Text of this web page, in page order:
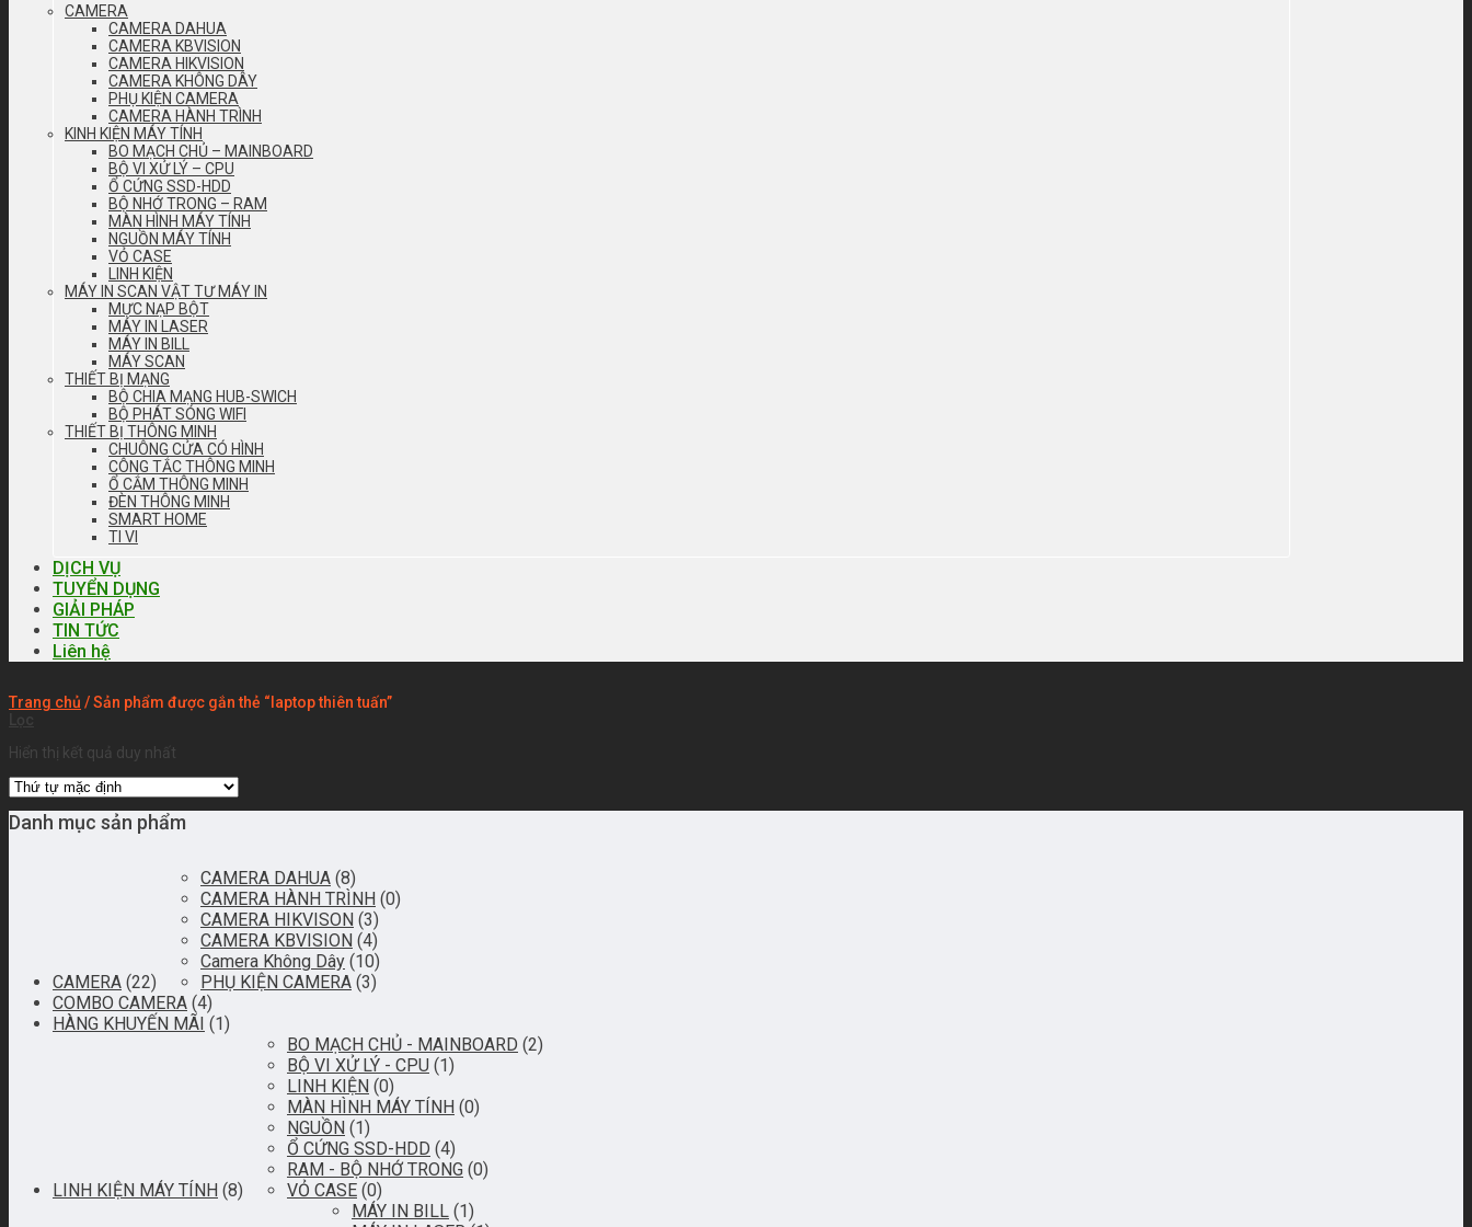
CAMERA
CAMERA DAHUA
CAMERA KBVISION
CAMERA HIKVISION
CAMERA KHÔNG DÂY
PHỤ KIỆN CAMERA
CAMERA HÀNH TRÌNH
KINH KIỆN MÁY TÍNH
BO MẠCH CHỦ – MAINBOARD
BỘ VI XỬ LÝ – CPU
Ổ CỨNG SSD-HDD
BỘ NHỚ TRONG – RAM
MÀN HÌNH MÁY TÍNH
NGUỒN MÁY TÍNH
VỎ CASE
LINH KIỆN
MÁY IN SCAN VẬT TƯ MÁY IN
MỰC NẠP BỘT
MÁY IN LASER
MÁY IN BILL
MÁY SCAN
THIẾT BỊ MẠNG
BỘ CHIA MẠNG HUB-SWICH
BỘ PHÁT SÓNG WIFI
THIẾT BỊ THÔNG MINH
CHUÔNG CỬA CÓ HÌNH
CÔNG TẮC THÔNG MINH
Ổ CẮM THÔNG MINH
ĐÈN THÔNG MINH
SMART HOME
TI VI
DỊCH VỤ
TUYỂN DỤNG
GIẢI PHÁP
TIN TỨC
Liên hệ
Trang chủ /Sản phẩm được gắn thẻ “laptop thiên tuấn”
Hiển thị kết quả duy nhất
Danh mục sản phẩm
CAMERA (22)
CAMERA DAHUA (8)
CAMERA HÀNH TRÌNH (0)
CAMERA HIKVISON (3)
CAMERA KBVISION (4)
Camera Không Dây (10)
PHỤ KIỆN CAMERA (3)
COMBO CAMERA (4)
HÀNG KHUYẾN MÃI (1)
LINH KIỆN MÁY TÍNH (8)
BO MẠCH CHỦ - MAINBOARD (2)
BỘ VI XỬ LÝ - CPU (1)
LINH KIỆN (0)
MÀN HÌNH MÁY TÍNH (0)
NGUỒN (1)
Ổ CỨNG SSD-HDD (4)
RAM - BỘ NHỚ TRONG (0)
VỎ CASE (0)
MÁY IN BILL (1)